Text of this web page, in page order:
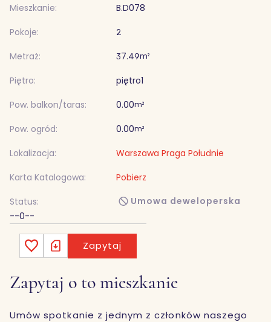
Mieszkanie:
B.D078
Pokoje:
2
Metraż:
37.49m²
Piętro: piętro1
Pow. balkon/taras:
0.00m²
Pow. ogród: 0.00m²
Lokalizacja:
Warszawa Praga Południe
Karta Katalogowa:
Pobierz
Status:
Umowa deweloperska
--0--
Zapytaj
Zapytaj o to mieszkanie
Umów spotkanie z jednym z członków naszego